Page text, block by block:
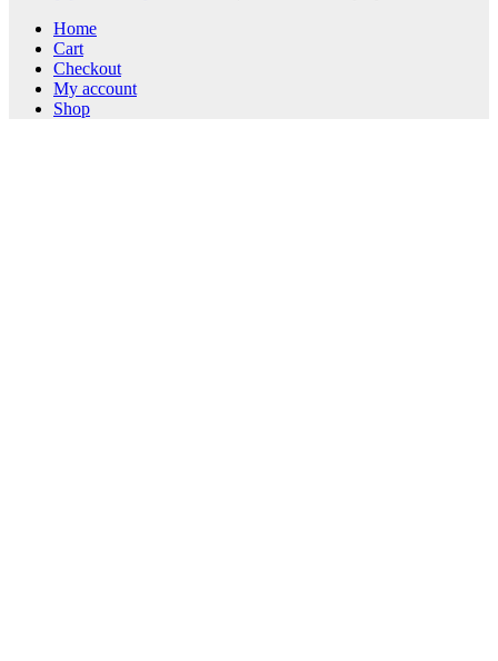
Home
Cart
Checkout
My account
Shop